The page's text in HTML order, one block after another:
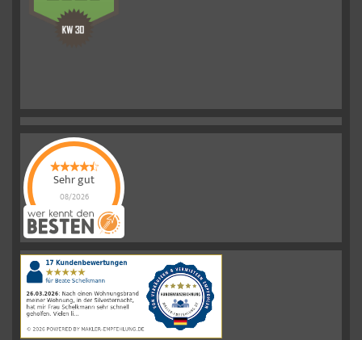
Sehr gut
08/2026
Schelkmann
Immobilienhat
|110Schelkmann
ImmobilienBewertungen
auf
werkenntdenBESTEN.de